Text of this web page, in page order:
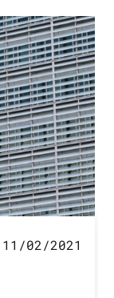
11/02/2021